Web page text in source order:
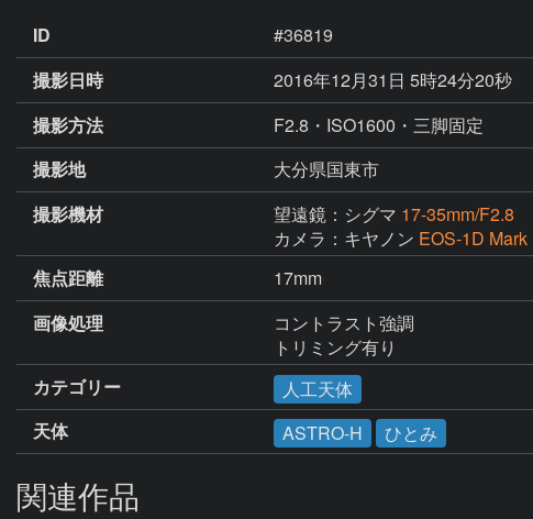
ID
#36819
撮影日時
2016年12月31日 5時24分20秒
撮影方法
F2.8・ISO1600・三脚固定
撮影地
大分県国東市
撮影機材
望遠鏡：シグマ 17-35mm/F2.8
カメラ：キヤノン EOS-1D Mark
焦点距離
17mm
画像処理
コントラスト強調
トリミング有り
カテゴリー
人工天体
天体
ASTRO-H ひとみ
関連作品